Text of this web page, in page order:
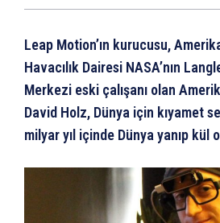
Leap Motion’ın kurucusu,
Havacılık Dairesi NASA’nın
Merkezi eski çalışanı olan
David Holz, Dünya için kıyamet
milyar yıl içinde Dünya yanıp kül